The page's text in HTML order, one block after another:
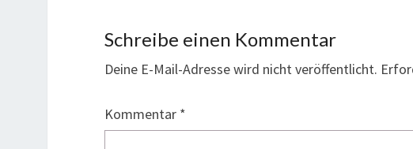
Schreibe einen Kommentar
Deine E-Mail-Adresse wird nicht veröffentlicht.
Kommentar *